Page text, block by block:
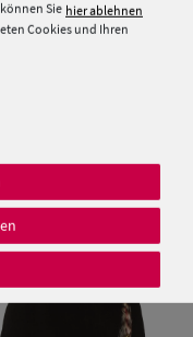
€
€
Sie hier ablehnen
Cookies und Ihren